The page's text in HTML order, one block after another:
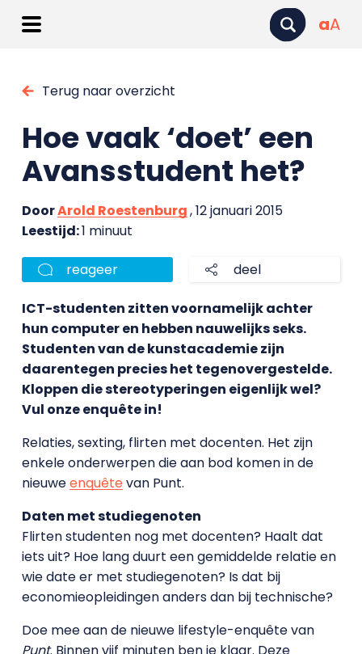
aA
Terug naar overzicht
Hoe vaak ‘doet’ een
Avansstudent het?
DoorArold Roestenburg, 12 januari 2015
Leestijd:1 minuut
reageer deel
ICT-studenten zitten voornamelijk achter
hun computer en hebben nauwelijks seks.
Studenten van de kunstacademie zijn
daarentegen precies het tegenovergestelde.
Kloppen die stereotyperingen eigenlijk wel?
Vul onze enquête in!
Relaties, sexting, flirten met docenten. Het zijn
enkele onderwerpen die aan bod komen in de
nieuweenquêtevan Punt.
Daten met studiegenoten
Flirten studenten nog met docenten? Haalt dat
iets uit? Hoe lang duurt een gemiddelde relatie en
wie date er met studiegenoten? Is dat bij
economieopleidingen anders dan bij technische?
Doe mee aan de nieuwe lifestyle-enquête van